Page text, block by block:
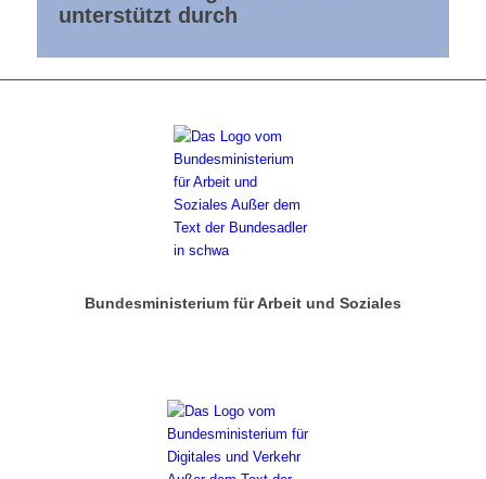
unterstützt durch
Bundesministerium für Arbeit und Soziales